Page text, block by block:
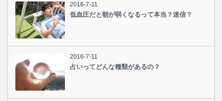
2016-7-11
低血圧だと朝が弱くなるって本当？迷信？
2016-7-11
占いってどんな種類があるの？